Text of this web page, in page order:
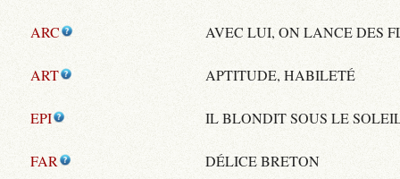
ARC AVEC LUI, ON LANCE DES
ART APTITUDE, HABILETÉ
EPI IL BLONDIT SOUS LE
FAR DÉLICE BRETON